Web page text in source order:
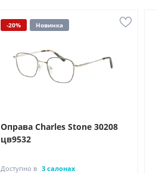
-20% Новинка
Оправа Charles Stone 30208
цв9532
Доступно в 3 салонах